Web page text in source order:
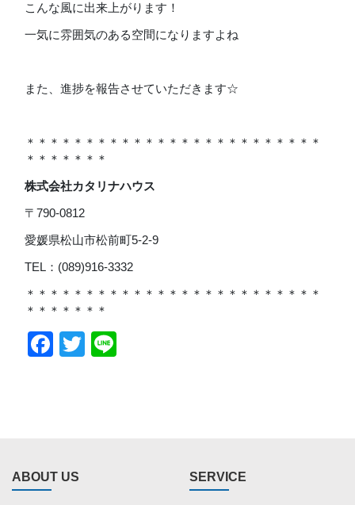
こんな風に出来上がります！
一気に雰囲気のある空間になりますよね
また、進捗を報告させていただきます☆
＊＊＊＊＊＊＊＊＊＊＊＊＊＊＊＊＊＊＊＊＊＊＊＊＊
＊＊＊＊＊＊＊
株式会社カタリナハウス
〒790-0812
愛媛県松山市松前町5-2-9
TEL：(089)916-3332
＊＊＊＊＊＊＊＊＊＊＊＊＊＊＊＊＊＊＊＊＊＊＊＊＊
＊＊＊＊＊＊＊
Facebook
Twitter
ABOUT US SERVICE